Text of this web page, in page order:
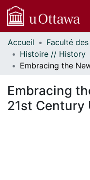
Communautés
et collections
Parcourir
À propos
Accueil
Histoire // History
Embracing
21st Century